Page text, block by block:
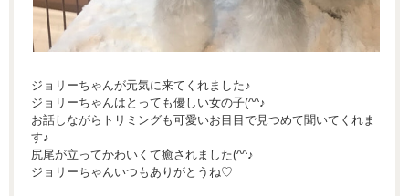
ジョリーちゃんが元気に来てくれました♪
ジョリーちゃんはとっても優しい女の子(^^♪
お話しながらトリミングも可愛いお目目で見つめて聞いてくれま
す♪
尻尾が立ってかわいくて癒されました(^^♪
ジョリーちゃんいつもありがとうね♡